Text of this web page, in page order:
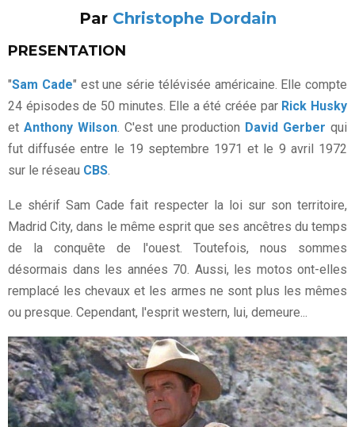
Par Christophe Dordain
PRESENTATION
"Sam Cade" est une série télévisée américaine. Elle compte
24 épisodes de 50 minutes. Elle a été créée par Rick Husky
et Anthony Wilson. C'est une production David Gerber qui
fut diffusée entre le 19 septembre 1971 et le 9 avril 1972
sur le réseau CBS
Le shérif Sam Cade fait respecter la loi sur son territoire,
Madrid City, dans le même esprit que ses ancêtres du temps
de la conquête de l'ouest. Toutefois, nous sommes
désormais dans les années 70. Aussi, les motos ont-elles
remplacé les chevaux et les armes ne sont plus les mêmes
ou presque. Cependant, l'esprit western, lui, demeure...